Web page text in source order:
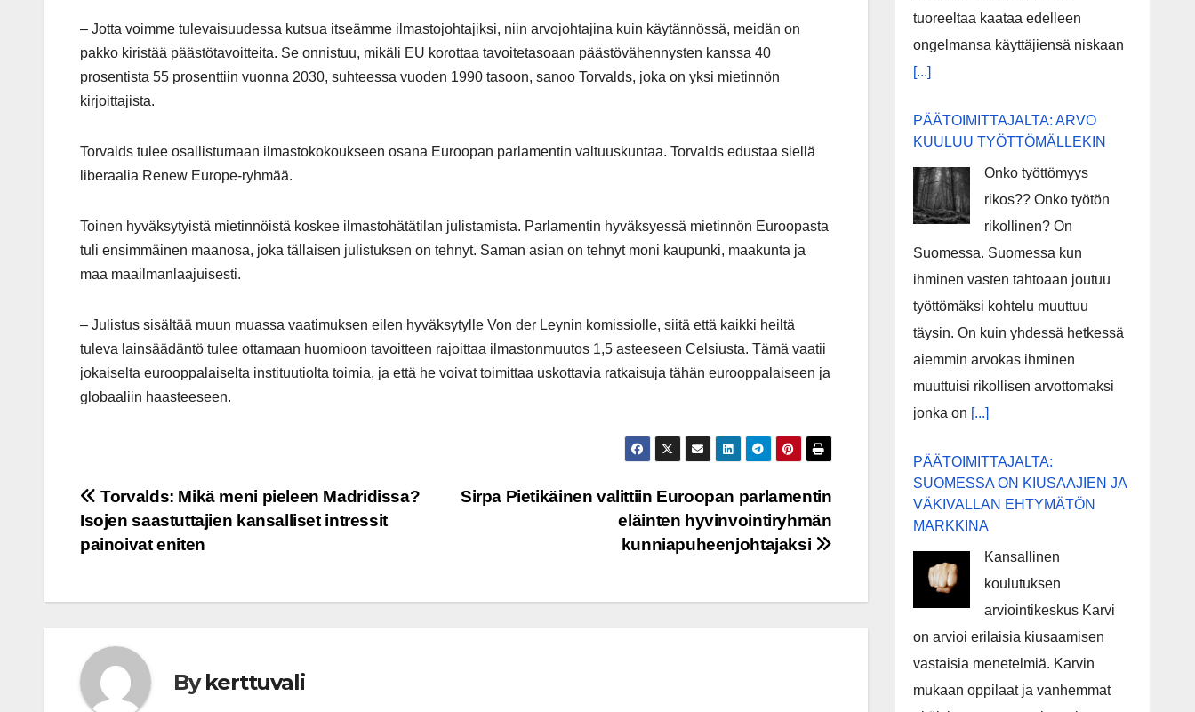
– Jotta voimme tulevaisuudessa kutsua itseämme ilmastojohtajiksi, niin arvojohtajina kuin käytännössä, meidän on
pakko kiristää päästötavoitteita. Se onnistuu, mikäli EU korottaa tavoitetasoaan päästövähennysten kanssa 40
prosentista 55 prosenttiin vuonna 2030, suhteessa vuoden 1990 tasoon, sanoo Torvalds, joka on yksi mietinnön
kirjoittajista.
Torvalds tulee osallistumaan ilmastokokoukseen osana Euroopan parlamentin valtuuskuntaa. Torvalds edustaa siellä
liberaalia Renew Europe-ryhmää.
Toinen hyväksytyistä mietinnöistä koskee ilmastohätätilan julistamista. Parlamentin hyväksyessä mietinnön Euroopasta
tuli ensimmäinen maanosa, joka tällaisen julistuksen on tehnyt. Saman asian on tehnyt moni kaupunki, maakunta ja
maa maailmanlaajuisesti.
– Julistus sisältää muun muassa vaatimuksen eilen hyväksytylle Von der Leynin komissiolle, siitä että kaikki heiltä
tuleva lainsäädäntö tulee ottamaan huomioon tavoitteen rajoittaa ilmastonmuutos 1,5 asteeseen Celsiusta. Tämä vaatii
jokaiselta eurooppalaiselta instituutiolta toimia, ja että he voivat toimittaa uskottavia ratkaisuja tähän eurooppalaiseen ja
globaaliin haasteeseen.
Post
navigation
Sirpa Pietikäinen valittiin Euroopan parlamentin
eläinten hyvinvointiryhmän
kunniapuheenjohtajaksi
Torvalds: Mikä meni pieleen Madridissa?
Isojen saastuttajien kansalliset intressit
painoivat eniten
Bykerttuvali
tuoreeltaa kaataa edelleen
ongelmansa käyttäjiensä niskaan
[...]
PÄÄTOIMITTAJALTA: ARVO
KUULUU TYÖTTÖMÄLLEKIN
Onko työttömyys
rikos?? Onko työtön
rikollinen? On
Suomessa. Suomessa kun
ihminen vasten tahtoaan joutuu
työttömäksi kohtelu muuttuu
täysin. On kuin yhdessä hetkessä
aiemmin arvokas ihminen
muuttuisi rikollisen arvottomaksi
jonka on [...]
PÄÄTOIMITTAJALTA:
SUOMESSA ON KIUSAAJIEN JA
VÄKIVALLAN EHTYMÄTÖN
MARKKINA
Kansallinen
koulutuksen
arviointikeskus Karvi
on arvioi erilaisia kiusaamisen
vastaisia menetelmiä. Karvin
mukaan oppilaat ja vanhemmat